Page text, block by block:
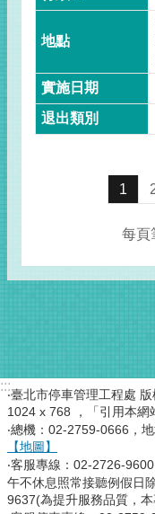
1
每頁
:::
‧臺北市停車管理工程處
1024 x 768 ，「引用本網
‧總機：02-2759-0666，
【地圖】
‧客服專線：02-2726-
午不休息照常接聽例假日
9637(為提升服務品質，